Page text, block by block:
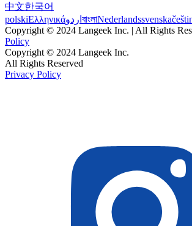
中文한국어
polskiΕλληνικάاردو বাংলাNederlandssvenska
Copyright © 2024 Langeek Inc. | All Rights
Policy
Copyright © 2024 Langeek Inc.
All Rights Reserved
Privacy Policy